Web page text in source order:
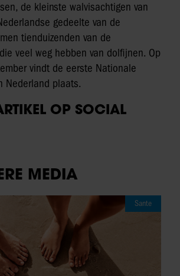
de kleinste walvisachtigen van
gedeelte van de
tienduizenden van de
veel weg hebben van dolfijnen. Op
vindt de eerste Nationale
Nederland plaats.
OP SOCIAL
MEDIA
Sante